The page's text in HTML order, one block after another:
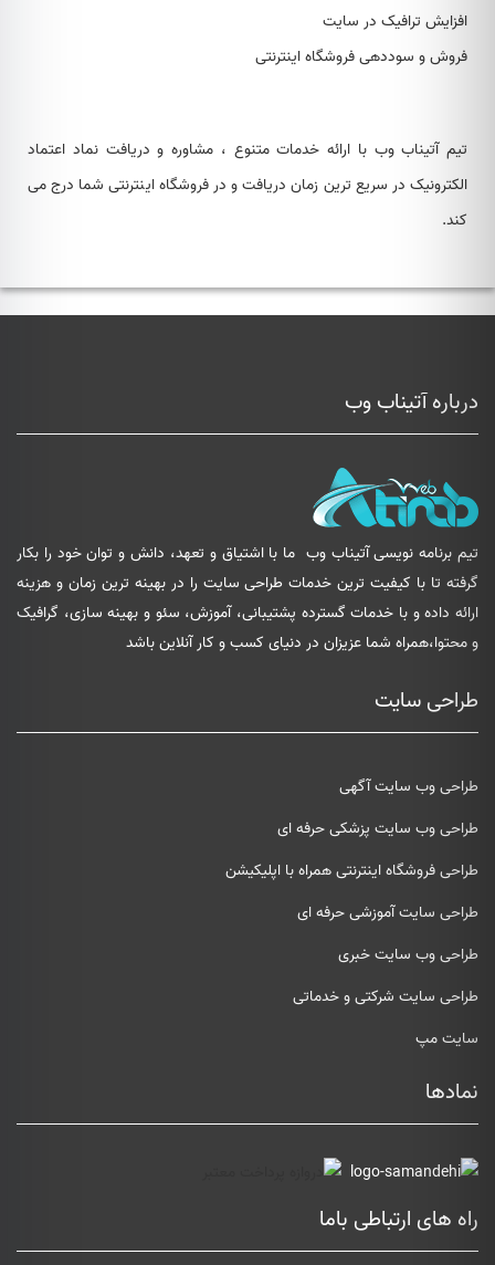
افزایش ترافیک در سایت
فروش و سوددهی فروشگاه اینترنتی
تیم آتیناب وب با ارائه خدمات متنوع ، مشاوره و دریافت نماد اعتماد
الکترونیک در سریع ترین زمان دریافت و در فروشگاه اینترنتی شما درج می
کند.
درباره آتیناب وب
تیم برنامه نویسی آتیناب وب ما با اشتیاق و تعهد، دانش و توان خود را بکار
گرفته تا با کیفیت ترین خدمات طراحی سایت را در بهینه ترین زمان و هزینه
ارائه داده و با خدمات گسترده پشتیبانی، آموزش، سئو و بهینه سازی، گرافیک
و محتوا،همراه شما عزیزان در دنیای کسب و کار آنلاین باشد
طراحی سایت
طراحی وب سایت آگهی
طراحی وب سایت پزشکی حرفه ای
طراحی فروشگاه اینترنتی همراه با اپلیکیشن
طراحی سایت آموزشی حرفه ای
طراحی وب سایت خبری
طراحی سایت شرکتی و خدماتی
سایت مپ
نمادها
راه های ارتباطی باما